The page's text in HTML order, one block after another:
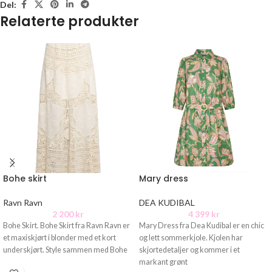
Del:
Relaterte produkter
Bohe skirt
Ravn Ravn
2 200kr
Bohe Skirt. Bohe Skirt fra Ravn Ravn er
et maxiskjørt i blonder med et kort
underskjørt. Style sammen med Bohe
Mary dress
DEA KUDIBAL
4 399 kr
Mary Dress fra Dea Kudibal er en chic
og lett sommerkjole. Kjolen har
skjortedetaljer og kommer i et
markant grønt